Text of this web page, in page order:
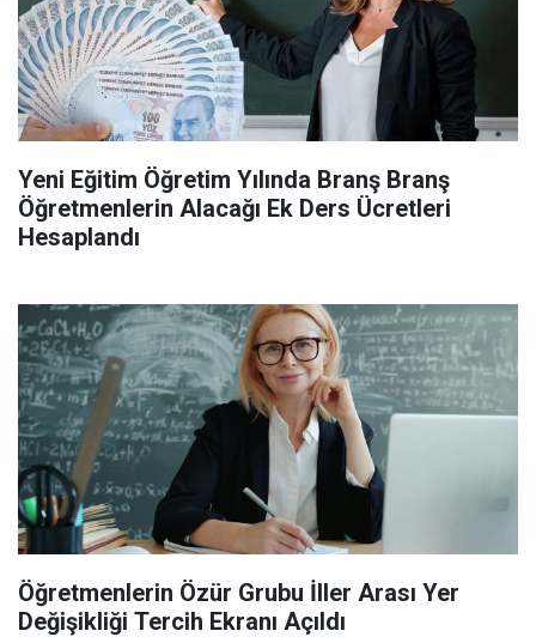
Yeni Eğitim Öğretim Yılında Branş Branş
Öğretmenlerin Alacağı Ek Ders Ücretleri
Hesaplandı
Öğretmenlerin Özür Grubu İller Arası Yer
Değişikliği Tercih Ekranı Açıldı